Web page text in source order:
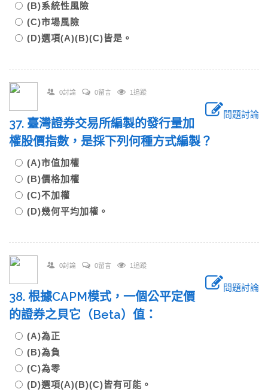
(B)系統性風險
(C)市場風險
(D)選項(A)(B)(C)皆是。
0討論 0留言 1追蹤
問題討論
37. 臺灣證券交易所編製的發行量加
權股價指數，是採下列何種方式編製？
(A)市值加權
(B)價格加權
(C)不加權
(D)幾何平均加權。
0討論 0留言 1追蹤
問題討論
38. 根據CAPM模式，一個公平定價
的證券之貝它（Beta）值：
(A)為正
(B)為負
(C)為零
(D)選項(A)(B)(C)皆有可能。